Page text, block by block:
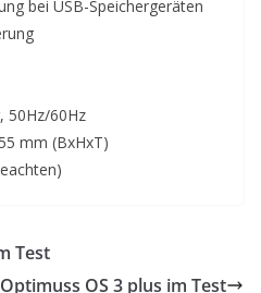
bei USB-Speichergeräten
50Hz/60Hz
mm (BxHxT)
Test
Optimuss OS 3 plus im Test